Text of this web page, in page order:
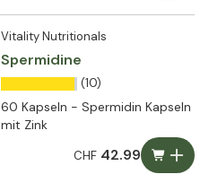
Vitality Nutritionals
Spermidine
(10)
60 Kapseln - Spermidin Kapseln
mit Zink
CHF42.99